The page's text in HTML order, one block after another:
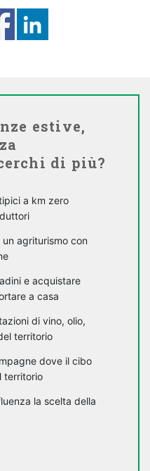
estive,
di più?
a km zero
agriturismo con
e acquistare
a casa
di vino, olio,
territorio
dove il cibo
territorio
la scelta della